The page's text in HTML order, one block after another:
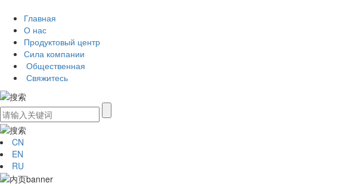
Главная
О нас
Продуктовый центр
Сила компании
Общественная
Свяжитесь
CN
EN
RU